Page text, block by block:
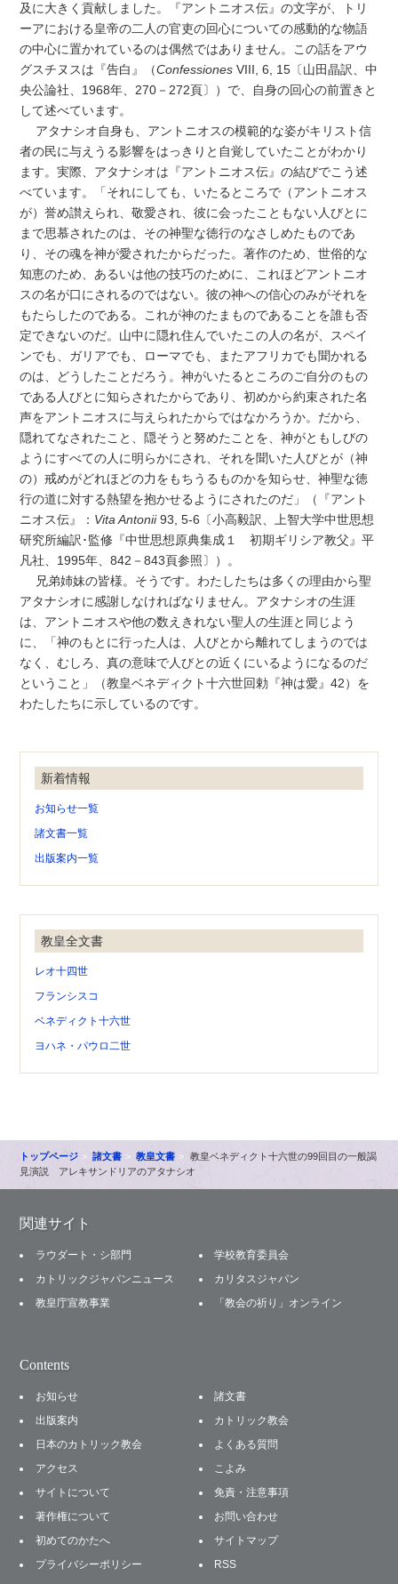
及に大きく貢献しました。『アントニオス伝』の文字が、トリ
ーアにおける皇帝の二人の官吏の回心についての感動的な物語
の中心に置かれているのは偶然ではありません。この話をアウ
グスチヌスは『告白』（Confessiones VIII, 6, 15〔山田晶訳、中
央公論社、1968年、270－272頁〕）で、自身の回心の前置きと
して述べています。
アタナシオ自身も、アントニオスの模範的な姿がキリスト信
者の民に与えうる影響をはっきりと自覚していたことがわかり
ます。実際、アタナシオは『アントニオス伝』の結びでこう述
べています。「それにしても、いたるところで（アントニオス
が）誉め讃えられ、敬愛され、彼に会ったこともない人びとに
まで思慕されたのは、その神聖な徳行のなさしめたものであ
り、その魂を神が愛されたからだった。著作のため、世俗的な
知恵のため、あるいは他の技巧のために、これほどアントニオ
スの名が口にされるのではない。彼の神への信心のみがそれを
もたらしたのである。これが神のたまものであることを誰も否
定できないのだ。山中に隠れ住んでいたこの人の名が、スペイ
ンでも、ガリアでも、ローマでも、またアフリカでも聞かれる
のは、どうしたことだろう。神がいたるところのご自分のもの
である人びとに知らされたからであり、初めから約束された名
声をアントニオスに与えられたからではなかろうか。だから、
隠れてなされたこと、隠そうと努めたことを、神がともしびの
ようにすべての人に明らかにされ、それを聞いた人びとが（神
の）戒めがどれほどの力をもちうるものかを知らせ、神聖な徳
行の道に対する熱望を抱かせるようにされたのだ」（『アント
ニオス伝』： Vita Antonii93, 5-6〔小高毅訳、上智大学中世思想
研究所編訳･監修『中世思想原典集成１ 初期ギリシア教父』平
凡社、1995年、842－843頁参照〕）。
兄弟姉妹の皆様。そうです。わたしたちは多くの理由から聖
アタナシオに感謝しなければなりません。アタナシオの生涯
は、アントニオスや他の数えきれない聖人の生涯と同じよう
に、「神のもとに行った人は、人びとから離れてしまうのでは
なく、むしろ、真の意味で人びとの近くにいるようになるのだ
ということ」（教皇ベネディクト十六世回勅『神は愛』42）を
わたしたちに示しているのです。
新着情報
お知らせ一覧
諸文書一覧
出版案内一覧
教皇全文書
レオ十四世
フランシスコ
ベネディクト十六世
ヨハネ・パウロ二世
トップページ 諸文書 教皇文書
教皇ベネディクト十六世の99回目の一般謁
見演説 アレキサンドリアのアタナシオ
関連サイト
ラウダート・シ部門
学校教育委員会
カトリックジャパンニュース
カリタスジャパン
教皇庁宣教事業
「教会の祈り」オンライン
Contents
お知らせ
諸文書
出版案内
カトリック教会
日本のカトリック教会
よくある質問
アクセス
こよみ
サイトについて
免責・注意事項
著作権について
お問い合わせ
初めてのかたへ
サイトマップ
プライバシーポリシー
RSS